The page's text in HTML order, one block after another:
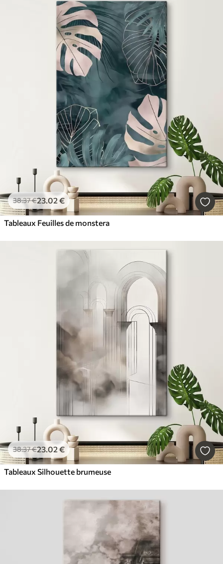
38.37€23.02 €
Tableaux Feuilles de monstera
38.37€23.02 €
Tableaux Silhouette brumeuse